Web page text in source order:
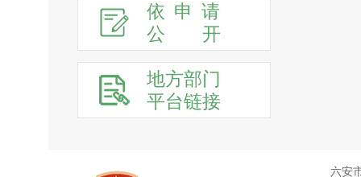
依申请
公
开
地方部门
平台链接
六安